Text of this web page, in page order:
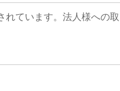
ています。法人様への